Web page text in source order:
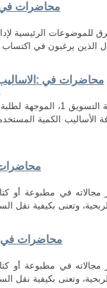
محاضرات في
للموضوعات الرئيسية
محاضرات في :الاساليب
هذه المطبوعة هي مجموعة محاضرات خاصة
الأساليب الكمية
في مطبوعة أو
محاضرات في :
في مطبوعة أو